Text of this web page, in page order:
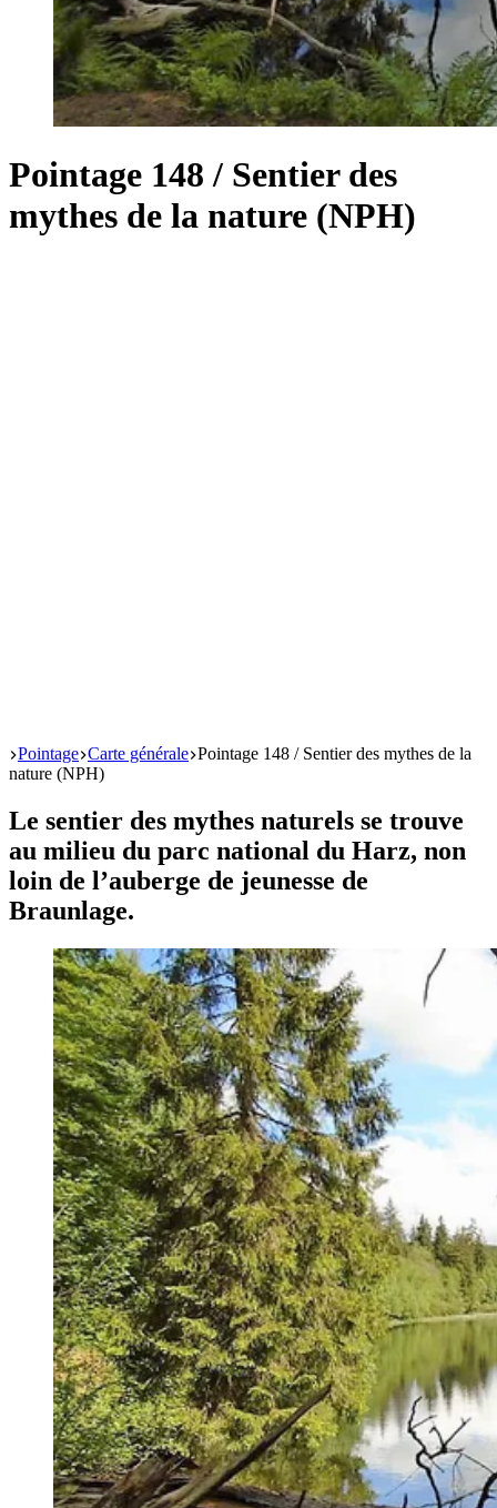
Pointage 148 / Sentier des
mythes de la nature (NPH)
Start
Pointage Carte générale Pointage 148 / Sentier des mythes de la
nature (NPH)
Le sentier des mythes naturels se trouve
au milieu du parc national du Harz, non
loin de l’auberge de jeunesse de
Braunlage.